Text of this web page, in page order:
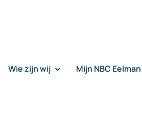
Wie zijn wij Mijn NBC